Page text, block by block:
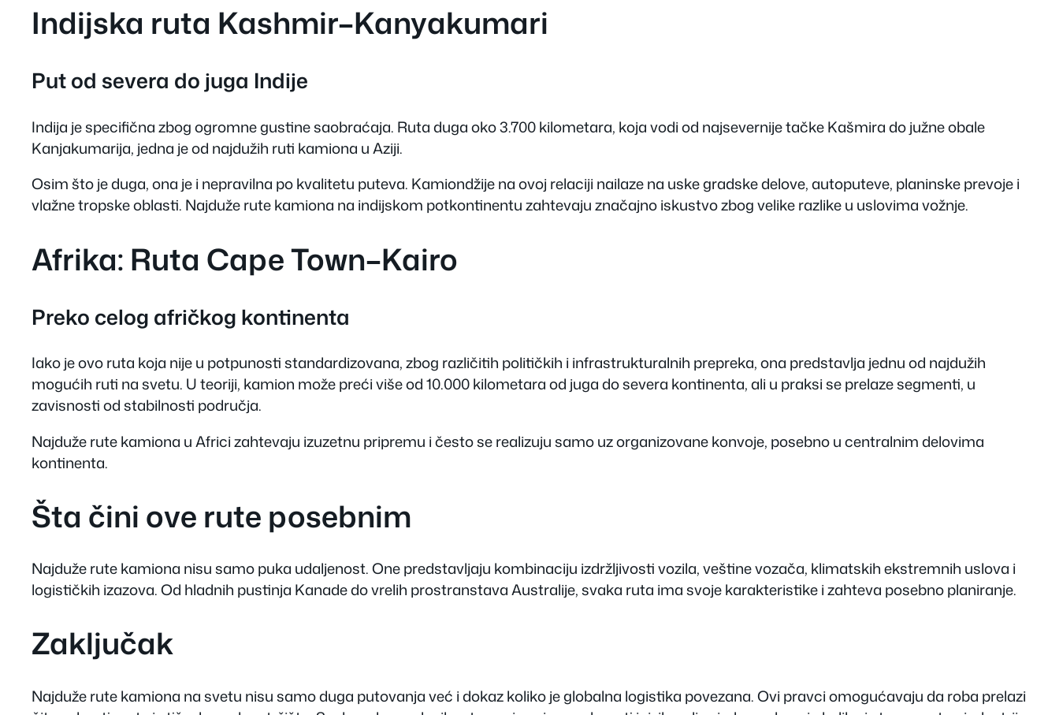
Indijska ruta Kashmir–Kanyakumari
Put od severa do juga Indije
Indija je specifična zbog ogromne gustine saobraćaja. Ruta duga oko 3.700 kilometara, koja vodi od najsevernije tačke Kašmira do južne obale
Kanjakumarija, jedna je od najdužih ruti kamiona u Aziji.
Osim što je duga, ona je i nepravilna po kvalitetu puteva. Kamiondžije na ovoj relaciji nailaze na uske gradske delove, autoputeve, planinske prevoje i
vlažne tropske oblasti. Najduže rute kamiona na indijskom potkontinentu zahtevaju značajno iskustvo zbog velike razlike u uslovima vožnje.
Afrika: Ruta Cape Town–Kairo
Preko celog afričkog kontinenta
Iako je ovo ruta koja nije u potpunosti standardizovana, zbog različitih političkih i infrastrukturalnih prepreka, ona predstavlja jednu od najdužih
mogućih ruti na svetu. U teoriji, kamion može preći više od 10.000 kilometara od juga do severa kontinenta, ali u praksi se prelaze segmenti, u
zavisnosti od stabilnosti područja.
Najduže rute kamiona u Africi zahtevaju izuzetnu pripremu i često se realizuju samo uz organizovane konvoje, posebno u centralnim delovima
kontinenta.
Šta čini ove rute posebnim
Najduže rute kamiona nisu samo puka udaljenost. One predstavljaju kombinaciju izdržljivosti vozila, veštine vozača, klimatskih ekstremnih uslova i
logističkih izazova. Od hladnih pustinja Kanade do vrelih prostranstava Australije, svaka ruta ima svoje karakteristike i zahteva posebno planiranje.
Zaključak
Najduže rute kamiona na svetu nisu samo duga putovanja već i dokaz koliko je globalna logistika povezana. Ovi pravci omogućavaju da roba prelazi